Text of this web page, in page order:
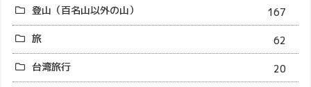
登山（百名山以外の山）
167
旅
62
台湾旅行
20